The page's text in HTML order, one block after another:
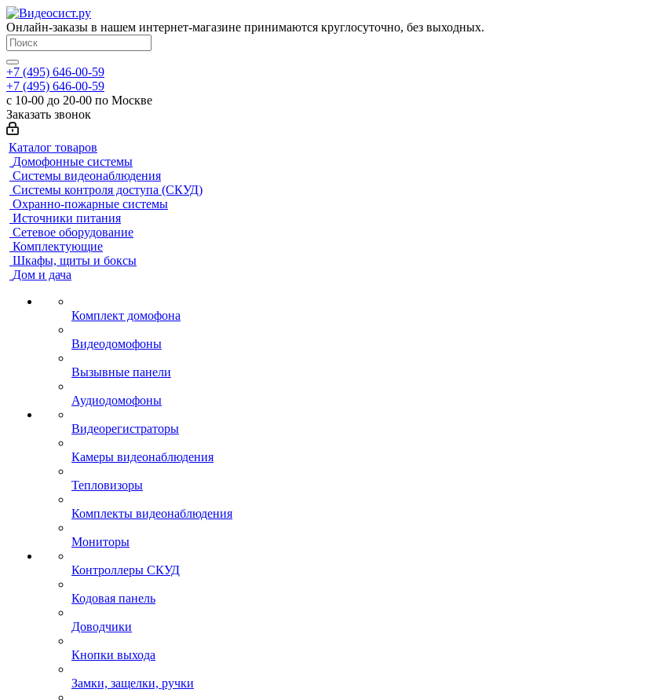
Онлайн-заказы в нашем интернет-магазине принимаются круглосуточно, без выходных.
+7 (495) 646-00-59
+7 (495) 646-00-59
с 10-00 до 20-00 по Москве
Заказать звонок
Каталог товаров
Домофонные системы
Системы видеонаблюдения
Системы контроля доступа (СКУД)
Охранно-пожарные системы
Источники питания
Сетевое оборудование
Комплектующие
Шкафы, щиты и боксы
Дом и дача
Комплект домофона
Видеодомофоны
Вызывные панели
Аудиодомофоны
Видеорегистраторы
Камеры видеонаблюдения
Тепловизоры
Комплекты видеонаблюдения
Мониторы
Контроллеры СКУД
Кодовая панель
Доводчики
Кнопки выхода
Замки, защелки, ручки